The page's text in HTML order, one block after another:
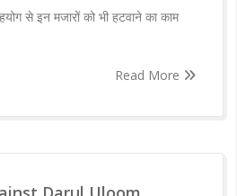
से इन मजारों को भी हटवाने का काम
Read More